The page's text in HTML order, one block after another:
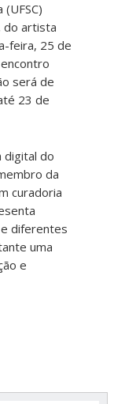
do artista
feira, 25 de
será de
23 de
digital do
da
curadoria
diferentes
uma
e